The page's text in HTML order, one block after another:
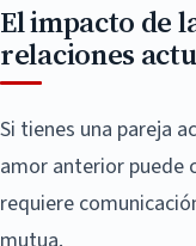
El impacto de
relaciones
Si tienes una pareja
amor anterior puede
requiere